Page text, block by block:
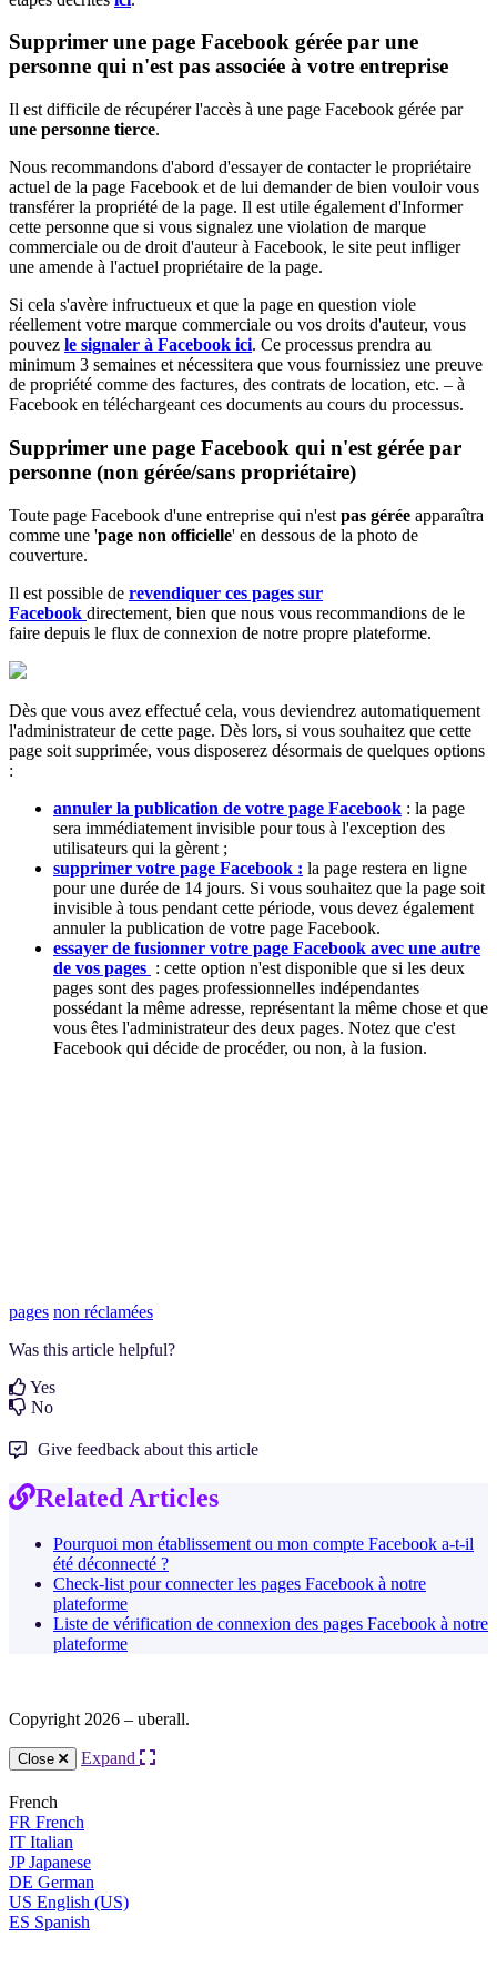
Supprimer une page Facebook gérée par une
personne qui n'est pas associée à votre entreprise
Il est difficile de récupérer l'accès à une page Facebook gérée par
une personne tierce.
Nous recommandons d'abord d'essayer de contacter le propriétaire
actuel de la page Facebook et de lui demander de bien vouloir vous
transférer la propriété de la page. Il est utile également d'Informer
cette personne que si vous signalez une violation de marque
commerciale ou de droit d'auteur à Facebook, le site peut infliger
une amende à l'actuel propriétaire de la page.
Si cela s'avère infructueux et que la page en question viole
réellement votre marque commerciale ou vos droits d'auteur, vous
pouvez le signaler à Facebook ici. Ce processus prendra au
minimum 3 semaines et nécessitera que vous fournissiez une preuve
de propriété comme des factures, des contrats de location, etc. – à
Facebook en téléchargeant ces documents au cours du processus.
Supprimer une page Facebook qui n'est gérée par
personne (non gérée/sans propriétaire)
Toute page Facebook d'une entreprise qui n'est pas gérée apparaîtra
comme une 'page non officielle' en dessous de la photo de
couverture.
Il est possible de revendiquer ces pages sur
Facebook directement, bien que nous vous recommandions de le
faire depuis le flux de connexion de notre propre plateforme.
Dès que vous avez effectué cela, vous deviendrez automatiquement
l'administrateur de cette page. Dès lors, si vous souhaitez que cette
page soit supprimée, vous disposerez désormais de quelques options
:
annuler la publication de votre page Facebook : la page
sera immédiatement invisible pour tous à l'exception des
utilisateurs qui la gèrent ;
supprimer votre page Facebook : la page restera en ligne
pour une durée de 14 jours. Si vous souhaitez que la page soit
invisible à tous pendant cette période, vous devez également
annuler la publication de votre page Facebook.
essayer de fusionner votre page Facebook avec une autre
de vos pages : cette option n'est disponible que si les deux
pages sont des pages professionnelles indépendantes
possédant la même adresse, représentant la même chose et que
vous êtes l'administrateur des deux pages. Notez que c'est
Facebook qui décide de procéder, ou non, à la fusion.
pages non réclamées
Was this article helpful?
Yes
No
Give feedback about this article
Related Articles
Pourquoi mon établissement ou mon compte Facebook a-t-il
été déconnecté ?
Check-list pour connecter les pages Facebook à notre
plateforme
Liste de vérification de connexion des pages Facebook à notre
plateforme
Copyright 2026 – uberall.
Close Expand
French
FR French
IT Italian
JP Japanese
DE German
US English (US)
ES Spanish